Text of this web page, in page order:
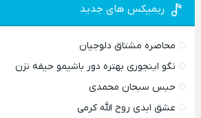
ریمیکس های جدید
محاصره مشتاق دلوجیان
نگو اینجوری بهتره دور باشیمو حیفه نزن
حبس سبحان محمدی
عشق ابدی روح الله کرمی